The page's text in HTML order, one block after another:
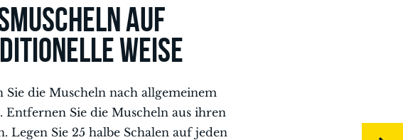
AUF
WEISE
Sie die Muscheln nach allgemeinem
Entfernen Sie die Muscheln aus ihren
Legen Sie 25 halbe Schalen auf jeden